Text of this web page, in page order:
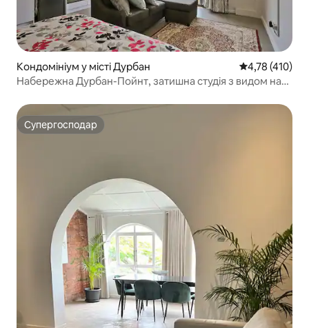
Кондомініум у місті Дурбан Середня
4,78 (410)
Набережна Дурбан-Пойнт, затишна студія з видом на
Супергосподар
Супергосподар